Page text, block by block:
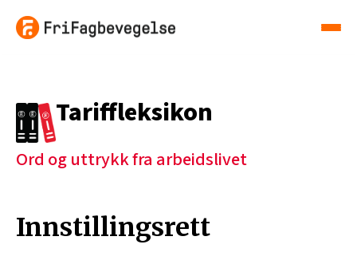
Tariffleksikon
Ord og uttrykk fra arbeidslivet
Innstillingsrett